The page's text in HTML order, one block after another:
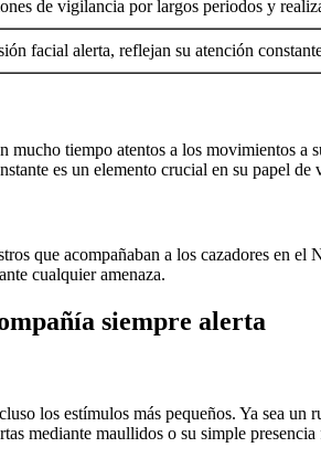
de vigilancia por largos periodos y
facial alerta, reflejan su atención
tiempo atentos a los movimientos
es un elemento crucial en su papel de
que acompañaban a los cazadores en
cualquier amenaza.
siempre alerta
los estímulos más pequeños. Ya sea
mediante maullidos o su simple presencia